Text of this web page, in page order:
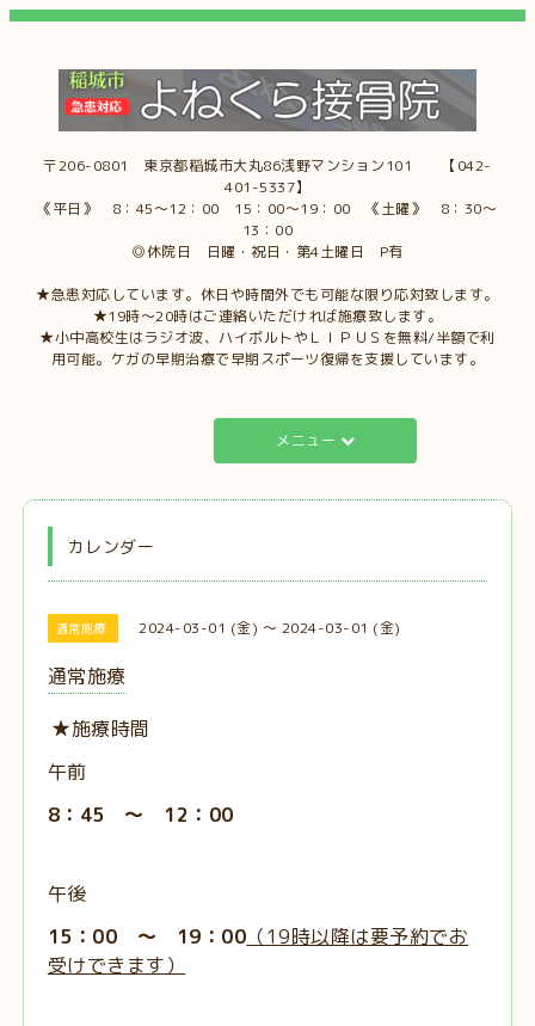
〒206-0801 東京都稲城市大丸86浅野マンション101 【042-
401-5337】
《平日》 8：45～12：00 15：00～19：00 《土曜》 8：30～
13：00
◎休院日 日曜・祝日・第4土曜日 P有
★急患対応しています。休日や時間外でも可能な限り応対致します。
★19時～20時はご連絡いただければ施療致します。
★小中高校生はラジオ波、ハイボルトやＬＩＰＵＳを無料/半額で利
用可能。ケガの早期治療で早期スポーツ復帰を支援しています。
メニュー
カレンダー
通常施療 2024-03-01 (金) ～ 2024-03-01 (金)
通常施療
★施療時間
午前
8：45 ～ 12：00
午後
15：00 ～ 19：00 （19時以降は要予約でお
受けできます）